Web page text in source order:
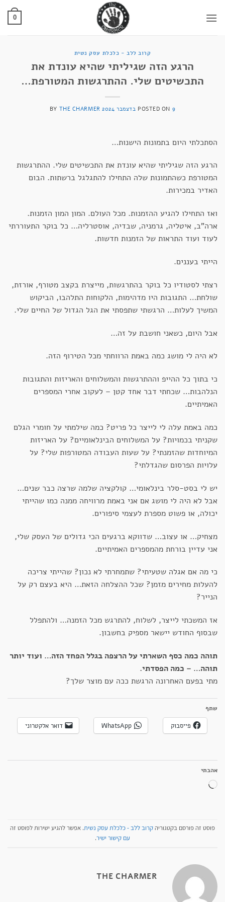
0
קרוב ללב - כלכלת עסק נשית
הרגע הזה שגיליתי שהיא עונדת את
התכשיטים שלי. ההתרגשות המטורפת…
POSTED ON 9 בדצמבר 2024 BY THE CHARMER
הסתכלתי היום בתמונות הישנות…
הרגע הזה שגיליתי שהיא עונדת את התכשיטים שלי. ההתרגשות
המטורפת כשהתמונות שלה התחילו להתגלגל ברשתות. הבום
האדיר במכירות.
ואז התחילו להגיע ההזמנות. מכל העולם. המון המון הזמנות.
ארה"ב, איטליה, גרמניה, שבדיה, אוסטרליה… כל בוקר התעוררתי
לעוד ועוד התראות של הזמנות חדשות.
הייתי בעננים.
רצתי לסטודיו כל בוקר בהתרגשות, מייצרת בקצב מטורף, אורזת,
שולחת… התגובות היו מדהימות, הלקוחות התלהבו, הביקוש
המשיך לעלות… הרגשתי שתפסתי את הגל הגדול של החיים שלי.
אבל היום, כשאני חושבת על זה…
לא היה לי מושג כמה באמת הרווחתי מכל הטירוף הזה.
כי בתוך כל ההייפ וההתרגשות והמשלוחים והאריזות והתגובות
הנלהבות… שכחתי דבר אחד קטן – לעקוב אחרי המספרים
האמיתיים.
כמה באמת עלה לי לייצר כל פריט? כמה שילמתי על חומרי הגלם
שקניתי בכמויות? על המשלוחים הבינלאומיים? על האריזות
המיוחדות שהזמנתי? על שעות העבודה המטורפות שלי? על
עלויות הפרסום שהגדלתי?
יש לי בסט-סלר בינלאומי… קולקציה שלמה שרצה כבר שנים…
אבל לא היה לי מושג אם אני באמת מרוויחה ממנה כמו שהייתי
יכולה, או פשוט מספרת לעצמי סיפורים.
מצחיק… או עצוב… שדווקא ברגעים הכי גדולים של העסק שלי,
אני עדיין בורחת מהמספרים האמיתיים.
כי מה אם אגלה שטעיתי? שתמחרתי לא נכון? שהייתי צריכה
להעלות מחירים מזמן? שכל ההצלחה הזאת… היא בעצם רק על
הנייר?
אז המשכתי לייצר, לשלוח, להתרגש מכל הזמנה… ולהתפלל
שבסוף החודש יישאר מספיק בחשבון.
תוהה כמה כסף השארתי על הרצפה בגלל הפחד הזה… ועוד יותר
תוהה… – כמה הפסדתי.
מתי בפעם האחרונה הרגשת ככה עם מוצר שלך?
שתף
פייסבוק WhatsApp דואר אלקטרוני
אהבתי
טוען...
פוסט זה פורסם בקטגוריהקרוב ללב - כלכלת עסק נשית. אפשר להגיע ישירות לפוסט זה
עם קישור ישיר.
THE CHARMER